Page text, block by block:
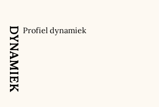
DYNAMIEK Profiel dynamiek